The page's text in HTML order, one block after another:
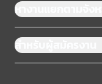
หางานแยกตามจังห
สำหรับผู้สมัครงาน